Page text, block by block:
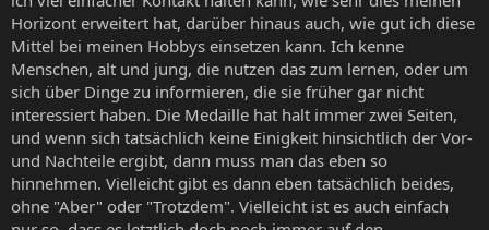
Horizont erweitert hat, darüber hinaus auch, wie gut ich diese
Mittel bei meinen Hobbys einsetzen kann. Ich kenne
Menschen, alt und jung, die nutzen das zum lernen, oder um
sich über Dinge zu informieren, die sie früher gar nicht
interessiert haben. Die Medaille hat halt immer zwei Seiten,
und wenn sich tatsächlich keine Einigkeit hinsichtlich der Vor-
und Nachteile ergibt, dann muss man das eben so
hinnehmen. Vielleicht gibt es dann eben tatsächlich beides,
ohne "Aber" oder "Trotzdem". Vielleicht ist es auch einfach